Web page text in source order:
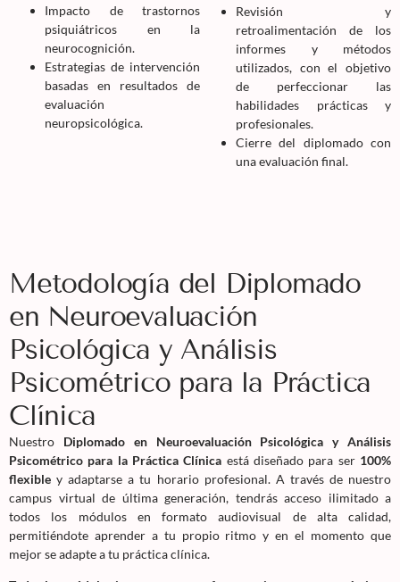
Impacto de trastornos
psiquiátricos en la
neurocognición.
Estrategias de intervención
basadas en resultados de
evaluación
neuropsicológica.
Revisión y
retroalimentación de los
informes y métodos
utilizados, con el objetivo
de perfeccionar las
habilidades prácticas y
profesionales.
Cierre del diplomado con
una evaluación final.
Metodología del Diplomado
en Neuroevaluación
Psicológica y Análisis
Psicométrico para la Práctica
Clínica
Nuestro Diplomado en Neuroevaluación Psicológica y Análisis
Psicométrico para la Práctica Clínica está diseñado para ser 100%
flexible y adaptarse a tu horario profesional. A través de nuestro
campus virtual de última generación, tendrás acceso ilimitado a
todos los módulos en formato audiovisual de alta calidad,
permitiéndote aprender a tu propio ritmo y en el momento que
mejor se adapte a tu práctica clínica.